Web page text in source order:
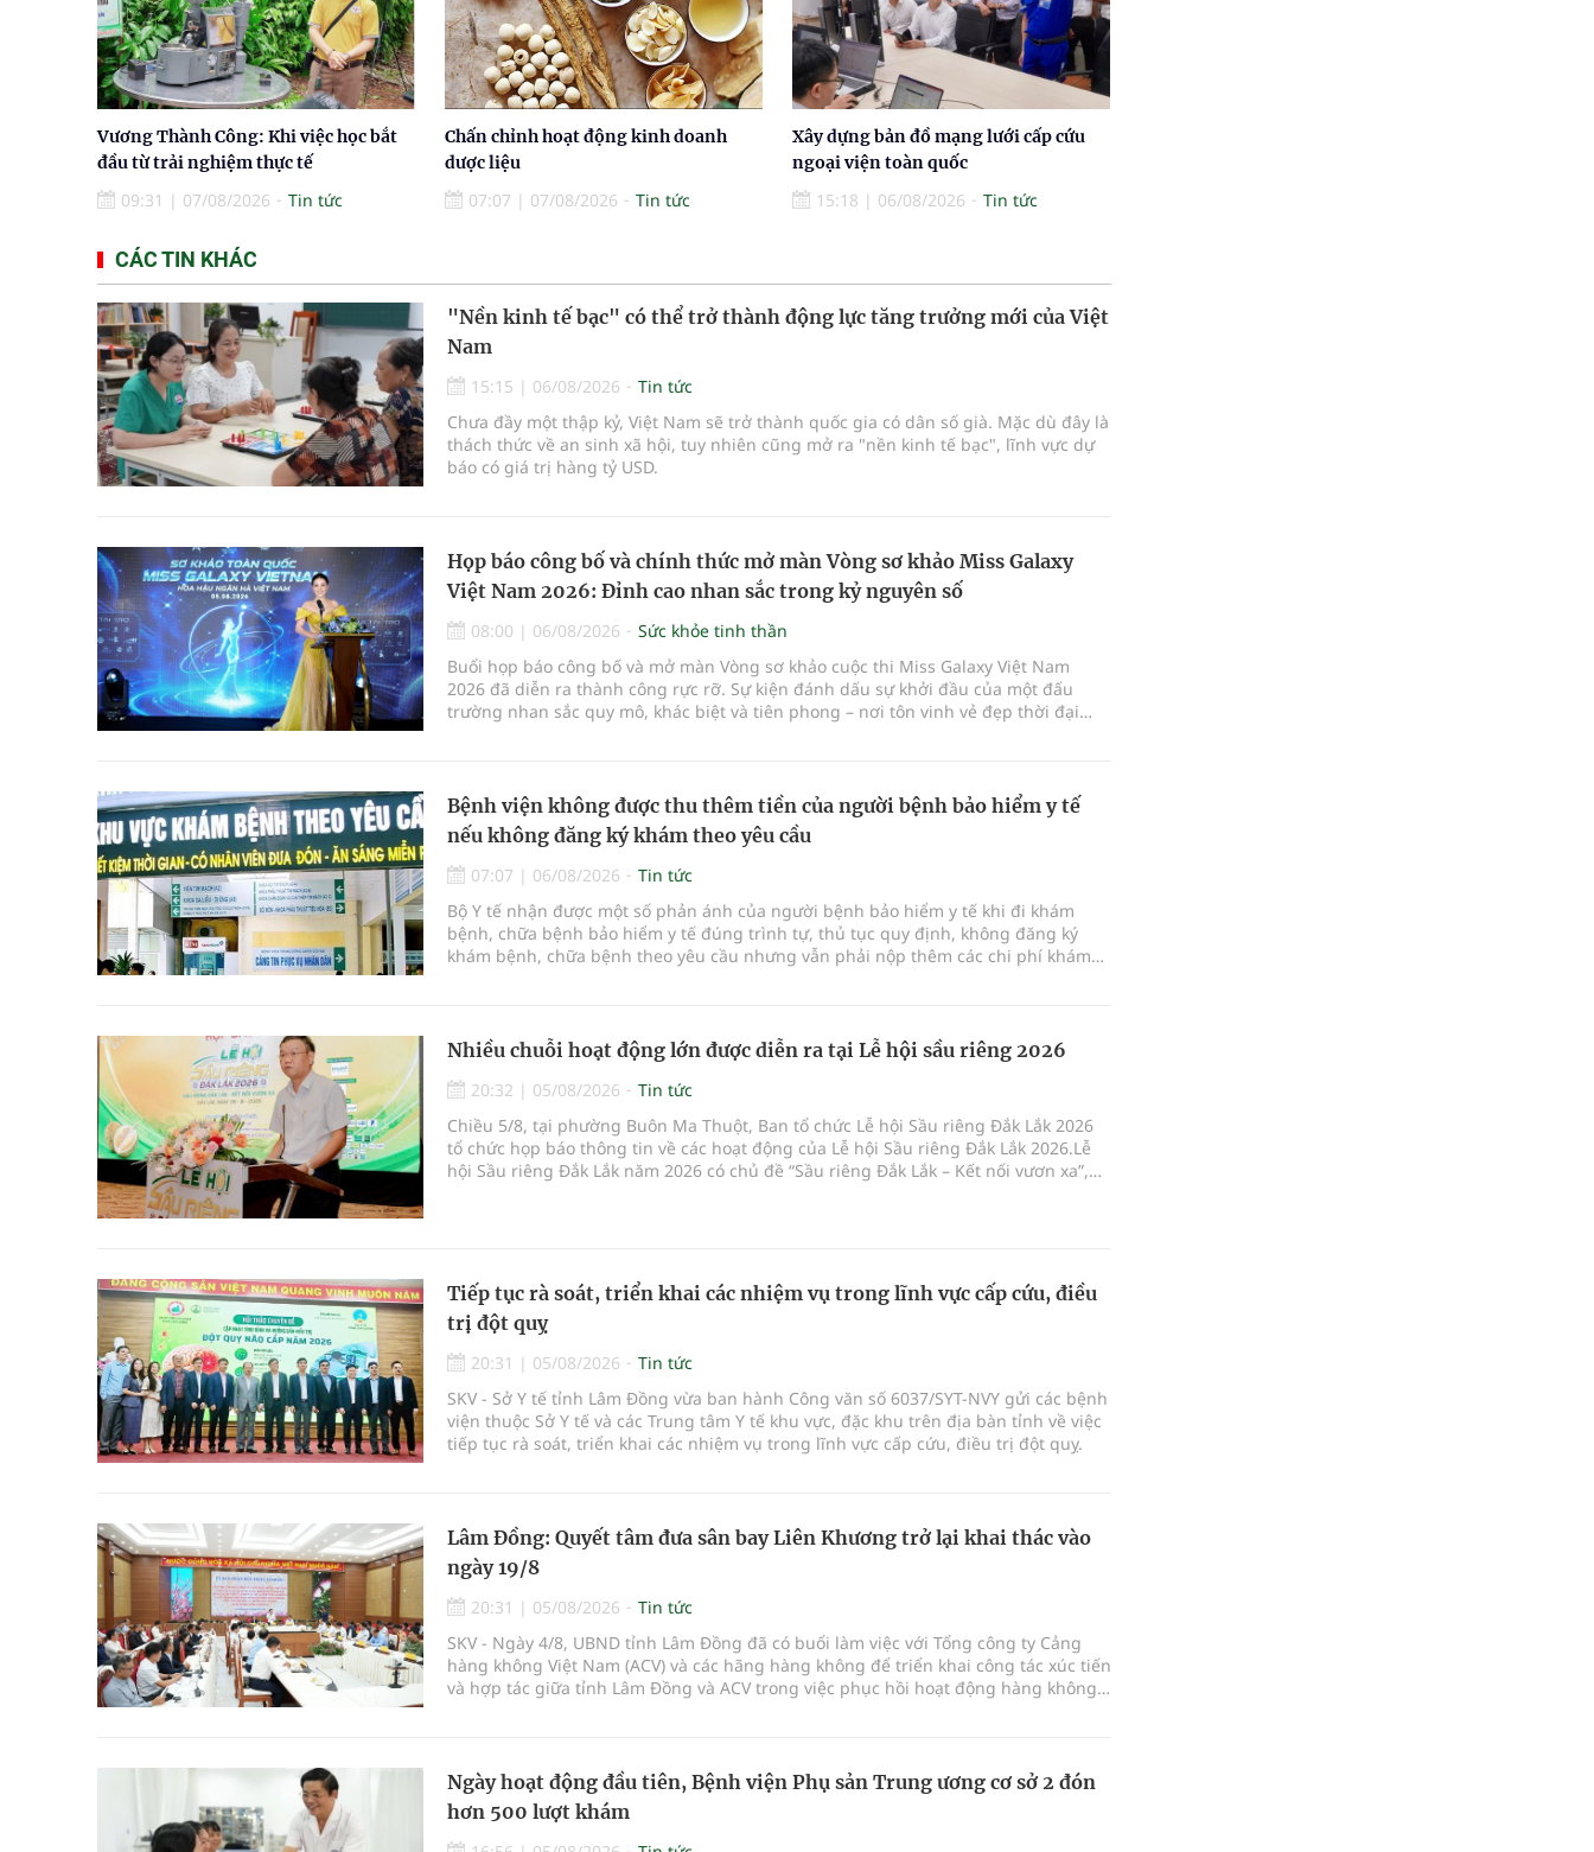
Vương Thành Công: Khi việc học bắt
đầu từ trải nghiệm thực tế
09:31 | 07/08/2026 Tin tức
Chấn chỉnh hoạt động kinh doanh
dược liệu
07:07 | 07/08/2026 Tin tức
Xây dựng bản đồ mạng lưới cấp cứu
ngoại viện toàn quốc
15:18 | 06/08/2026 Tin tức
CÁC TIN KHÁC
"Nền kinh tế bạc" có thể trở thành động lực tăng trưởng mới của Việt
Nam
15:15 | 06/08/2026
Tin tức
Chưa đầy một thập kỷ, Việt Nam sẽ trở thành quốc gia có dân số già. Mặc dù đây là
thách thức về an sinh xã hội, tuy nhiên cũng mở ra "nền kinh tế bạc", lĩnh vực dự
báo có giá trị hàng tỷ USD.
Họp báo công bố và chính thức mở màn Vòng sơ khảo Miss Galaxy
Việt Nam 2026: Đỉnh cao nhan sắc trong kỷ nguyên số
08:00 | 06/08/2026
Sức khỏe tinh thần
Buổi họp báo công bố và mở màn Vòng sơ khảo cuộc thi Miss Galaxy Việt Nam
2026 đã diễn ra thành công rực rỡ. Sự kiện đánh dấu sự khởi đầu của một đấu
trường nhan sắc quy mô, khác biệt và tiên phong – nơi tôn vinh vẻ đẹp thời đại
Bệnh viện không được thu thêm tiền của người bệnh bảo hiểm y tế
nếu không đăng ký khám theo yêu cầu
07:07 | 06/08/2026
Tin tức
Bộ Y tế nhận được một số phản ánh của người bệnh bảo hiểm y tế khi đi khám
bệnh, chữa bệnh bảo hiểm y tế đúng trình tự, thủ tục quy định, không đăng ký
khám bệnh, chữa bệnh theo yêu cầu nhưng vẫn phải nộp thêm các chi phí khám
Nhiều chuỗi hoạt động lớn được diễn ra tại Lễ hội sầu riêng 2026
20:32 | 05/08/2026
Tin tức
Chiều 5/8, tại phường Buôn Ma Thuột, Ban tổ chức Lễ hội Sầu riêng Đắk Lắk 2026
tổ chức họp báo thông tin về các hoạt động của Lễ hội Sầu riêng Đắk Lắk 2026.Lễ
hội Sầu riêng Đắk Lắk năm 2026 có chủ đề “Sầu riêng Đắk Lắk – Kết nối vươn xa”,
Tiếp tục rà soát, triển khai các nhiệm vụ trong lĩnh vực cấp cứu, điều
trị đột quỵ
20:31 | 05/08/2026
Tin tức
SKV - Sở Y tế tỉnh Lâm Đồng vừa ban hành Công văn số 6037/SYT-NVY gửi các bệnh
viện thuộc Sở Y tế và các Trung tâm Y tế khu vực, đặc khu trên địa bàn tỉnh về việc
tiếp tục rà soát, triển khai các nhiệm vụ trong lĩnh vực cấp cứu, điều trị đột quỵ.
Lâm Đồng: Quyết tâm đưa sân bay Liên Khương trở lại khai thác vào
ngày 19/8
20:31 | 05/08/2026
Tin tức
SKV - Ngày 4/8, UBND tỉnh Lâm Đồng đã có buổi làm việc với Tổng công ty Cảng
hàng không Việt Nam (ACV) và các hãng hàng không để triển khai công tác xúc tiến
và hợp tác giữa tỉnh Lâm Đồng và ACV trong việc phục hồi hoạt động hàng không,
Ngày hoạt động đầu tiên, Bệnh viện Phụ sản Trung ương cơ sở 2 đón
hơn 500 lượt khám